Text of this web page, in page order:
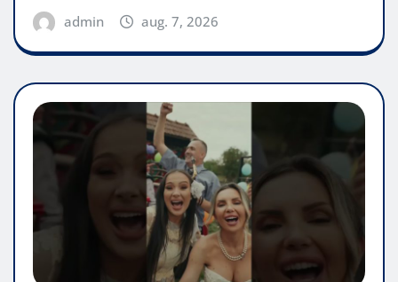
admin aug. 7, 2026